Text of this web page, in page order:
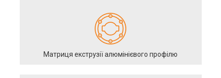
Матриця екструзії алюмінієвого профілю